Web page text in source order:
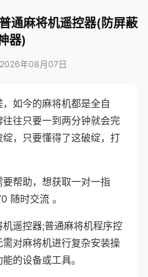
通麻将机遥控器(防屏蔽
器)
年08月07日
如今的麻将机都是全自
往只要一到两分钟就会完
，只要懂得了这破绽，打
帮助，想获取一对一指
随时交流 。
遥控器;普通麻将机程序控
对麻将机进行复杂安装操
的设备或工具。